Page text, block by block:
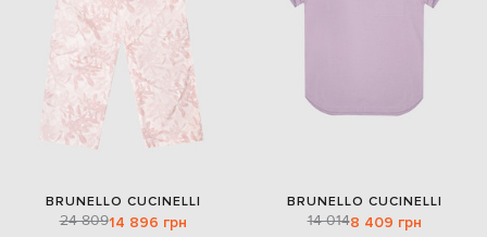
BRUNELLO CUCINELLI
24 80914 896 грн
BRUNELLO CUCINELLI
14 0148 409 грн